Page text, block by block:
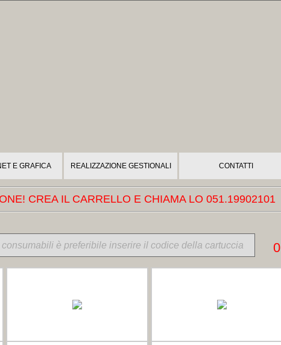
E GRAFICA REALIZZAZIONE GESTIONALI CONTATTI
CREA IL CARRELLO E CHIAMA LO 051.19902101
0